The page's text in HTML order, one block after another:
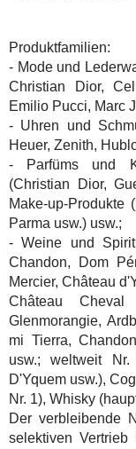
Produktfamilien:
- Mode und
Christian Dior,
Emilio Pucci, Marc
- Uhren und
Heuer, Zenith,
- Parfüms und
(Christian Dior,
Make-up-Produkte
Parma usw.) usw.;
- Weine und
Chandon, Dom
Mercier, Château
Château
Glenmorangie,
mi Tierra,
usw.; weltweit
D'Yquem usw.),
Nr. 1), Whisky
Der verbleibende
selektiven